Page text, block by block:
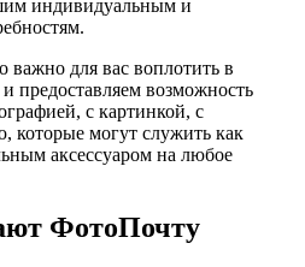
индивидуальным и
для вас воплотить в
предоставляем возможность
с картинкой, с
которые могут служить как
аксессуаром на любое
ФотоПочту